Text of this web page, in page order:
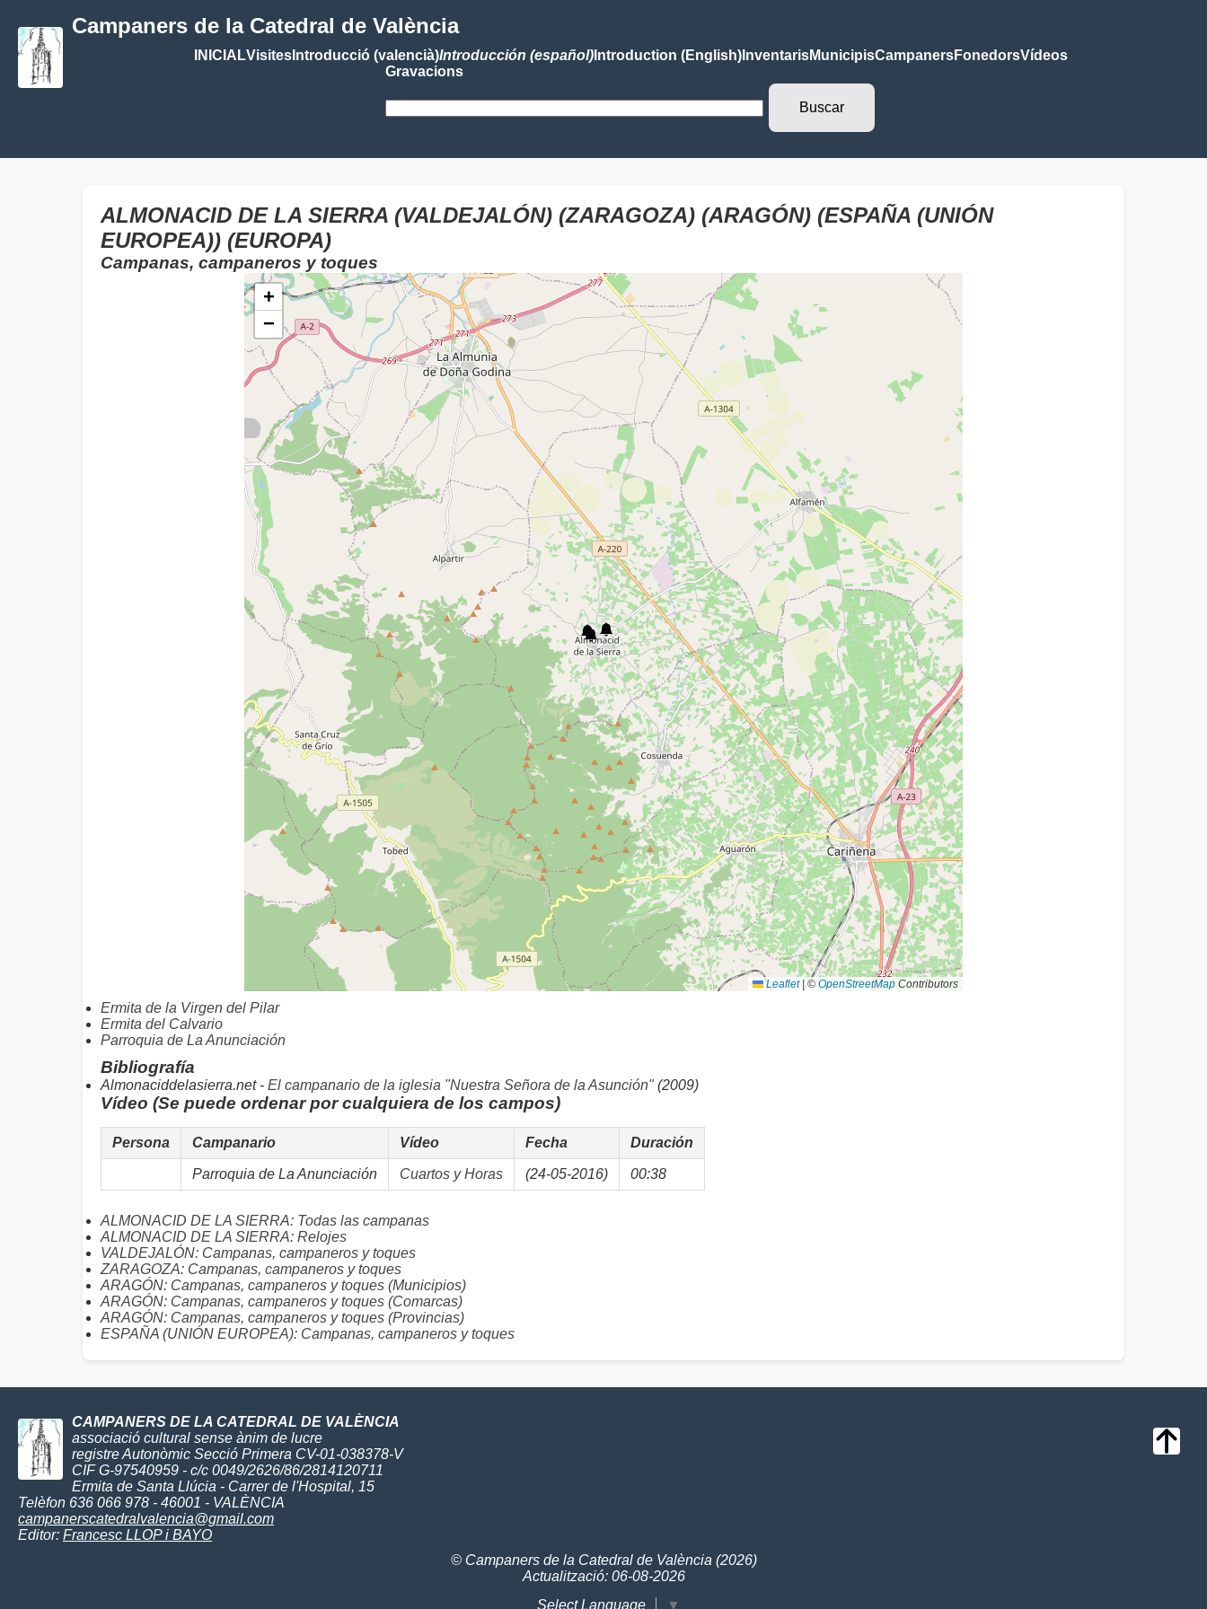
Campaners de la Catedral de València
INICIALVisitesIntroducció (valencià)Introducción (español)Introduction (English)InventarisMunicipisCampanersFonedorsVídeos
Gravacions
ALMONACID DE LA SIERRA (VALDEJALÓN) (ZARAGOZA) (ARAGÓN) (ESPAÑA (UNIÓN
EUROPEA)) (EUROPA)
Campanas, campaneros y toques
+
−
Leaflet © OpenStreetMap Contributors
Ermita de la Virgen del Pilar
Ermita del Calvario
Parroquia de La Anunciación
Bibliografía
Almonaciddelasierra.net - El campanario de la iglesia "Nuestra Señora de la Asunción"(2009)
Vídeo (Se puede ordenar por cualquiera de los campos)
Persona Campanario Vídeo Fecha Duración
Parroquia de La Anunciación Cuartos y Horas (24-05-2016) 00:38
ALMONACID DE LA SIERRA: Todas las campanas
ALMONACID DE LA SIERRA: Relojes
VALDEJALÓN: Campanas, campaneros y toques
ZARAGOZA: Campanas, campaneros y toques
ARAGÓN: Campanas, campaneros y toques (Municipios)
ARAGÓN: Campanas, campaneros y toques (Comarcas)
ARAGÓN: Campanas, campaneros y toques (Provincias)
ESPAÑA (UNIÓN EUROPEA): Campanas, campaneros y toques
CAMPANERS DE LA CATEDRAL DE VALÈNCIA
associació cultural sense ànim de lucre
registre Autonòmic Secció Primera CV-01-038378-V
CIF G-97540959 - c/c 0049/2626/86/2814120711
Ermita de Santa Llúcia - Carrer de l'Hospital, 15
Telèfon 636 066 978 - 46001 - VALÈNCIA
campanerscatedralvalencia@gmail.com
Editor: Francesc LLOP i BAYO
© Campaners de la Catedral de València (2026)
Actualització: 06-08-2026
Select Language
▼